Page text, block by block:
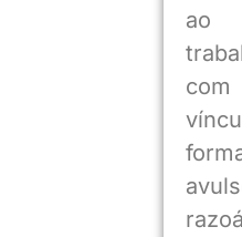
ao
com